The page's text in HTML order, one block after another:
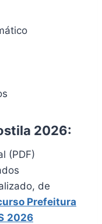
2026:
(PDF)
de
Prefeitura
2026